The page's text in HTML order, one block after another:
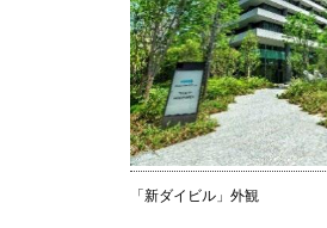
「新ダイビル」外観